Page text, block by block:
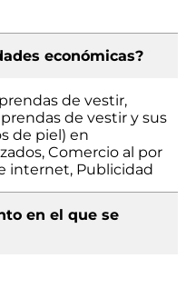
económicas?
de vestir,
de vestir y sus
de piel) en
Comercio al por
internet, Publicidad
en el que se